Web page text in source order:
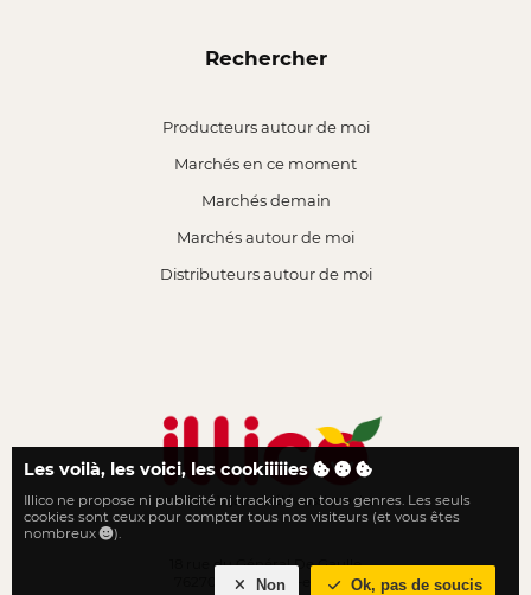
Rechercher
Producteurs autour de moi
Marchés en ce moment
Marchés demain
Marchés autour de moi
Distributeurs autour de moi
Le local n'a jamais été aussi proche
18 rue du Général De Gaulle
76270 Neufchâtel-en-Bray
Les voilà, les voici, les cookiiiiies
Illico ne propose ni publicité ni tracking en tous genres. Les seuls
cookies sont ceux pour compter tous nos visiteurs (et vous êtes
nombreux
).
Non Ok, pas de soucis